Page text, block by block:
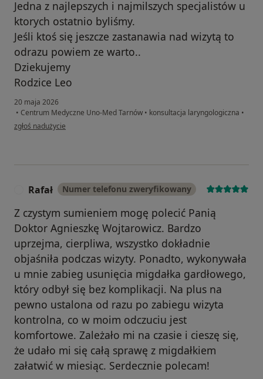
Jedna z najlepszych i najmilszych specjalistów u
ktorych ostatnio byliśmy.
Jeśli ktoś się jeszcze zastanawia nad wizytą to
odrazu powiem ze warto..
Dziekujemy
Rodzice Leo
20 maja 2026
• Centrum Medyczne Uno-Med Tarnów • konsultacja laryngologiczna •
w opinii użytkownika Joanna
zgłoś nadużycie
Rafał Numer telefonu zweryfikowany
Z czystym sumieniem mogę polecić Panią
Doktor Agnieszkę Wojtarowicz. Bardzo
uprzejma, cierpliwa, wszystko dokładnie
objaśniła podczas wizyty. Ponadto, wykonywała
u mnie zabieg usunięcia migdałka gardłowego,
który odbył się bez komplikacji. Na plus na
pewno ustalona od razu po zabiegu wizyta
kontrolna, co w moim odczuciu jest
komfortowe. Zależało mi na czasie i cieszę się,
że udało mi się całą sprawę z migdałkiem
załatwić w miesiąc. Serdecznie polecam!